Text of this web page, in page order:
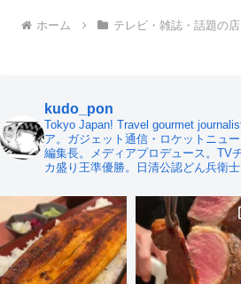
ホーム テレビ・雑誌・話題の店
kudo_pon
Tokyo Japan! Travel gourmet
ア。ガジェット通信・ロケットニュ
編集長。メディアプロデュース。TV
カ盛り王準優勝。日清公認どん兵衛